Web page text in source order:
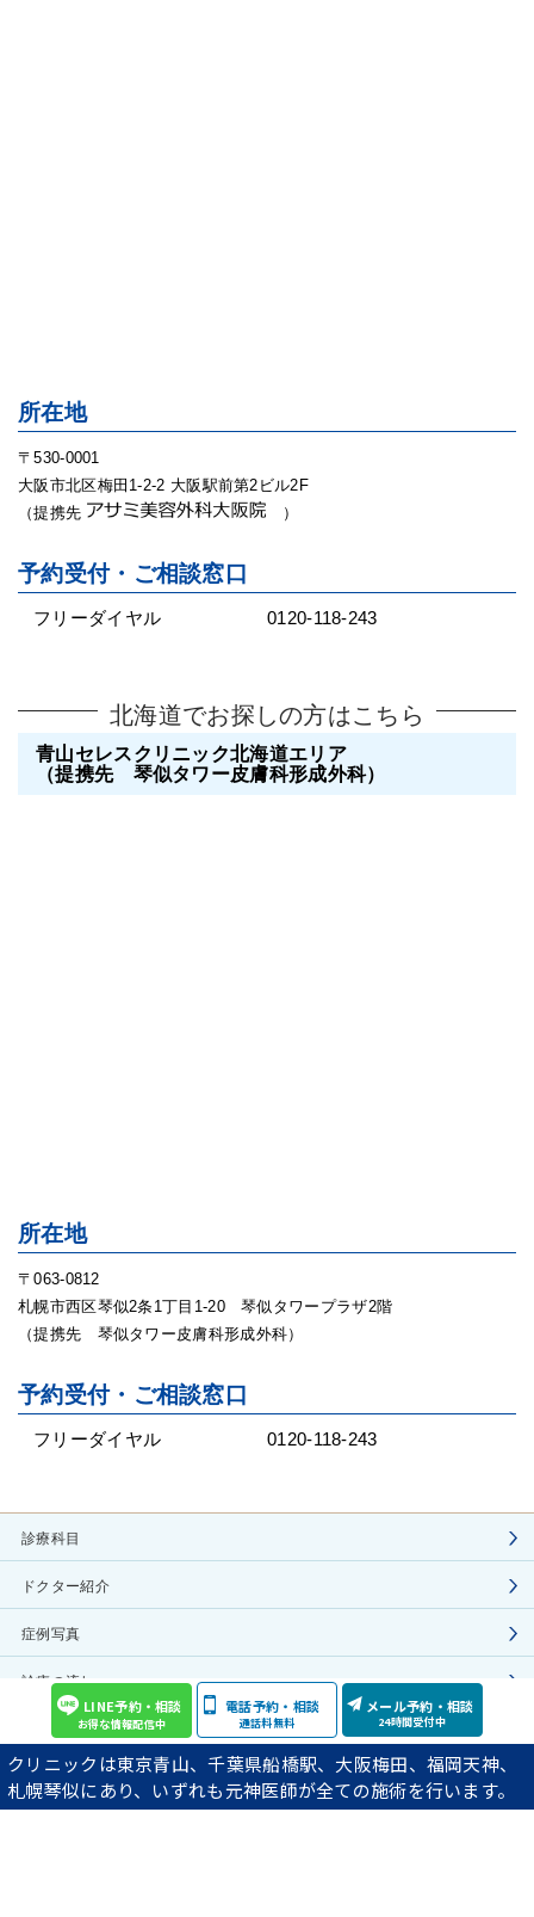
所在地
〒530-0001
大阪市北区梅田1-2-2 大阪駅前第2ビル2F
（提携先
）
予約受付・ご相談窓口
フリーダイヤル 0120-118-243
北海道でお探しの方はこちら
青山セレスクリニック北海道エリア
（提携先 琴似タワー皮膚科形成外科）
所在地
〒063-0812
札幌市西区琴似2条1丁目1-20 琴似タワープラザ2階
（提携先 琴似タワー皮膚科形成外科）
予約受付・ご相談窓口
フリーダイヤル 0120-118-243
診療科目
ドクター紹介
症例写真
診療の流れ
施術費用
院長ブログ
LINE予約・相談
お得な情報配信中
電話予約・相談
通話料無料
メール予約・相談
24時間受付中
クリニックは東京青山、千葉県船橋駅、大阪梅田、福岡天神、
札幌琴似にあり、いずれも元神医師が全ての施術を行います。